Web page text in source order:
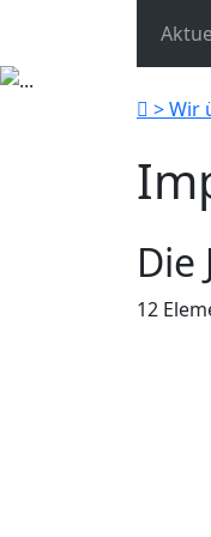
> Wir
Die
12